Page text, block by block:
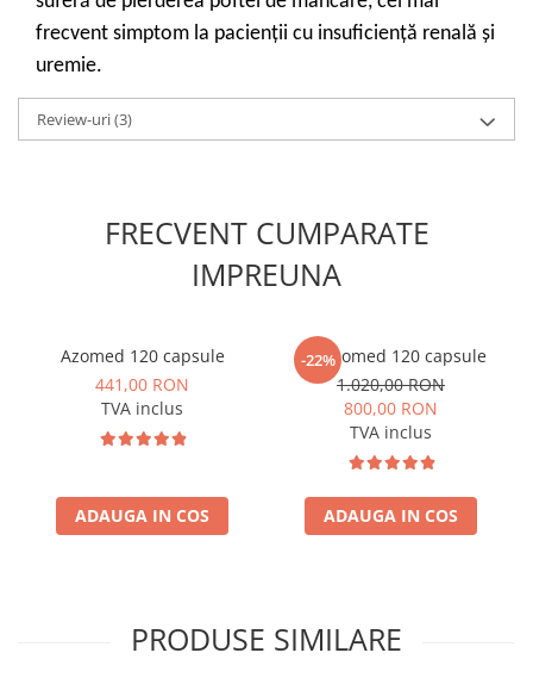
frecvent simptom la pacienții cu insuficiență renală și
uremie.
Review-uri(3)
FRECVENT CUMPARATE
IMPREUNA
Azomed 120 capsule
441,00 RON
TVA inclus
ADAUGA IN COS
-22%
2 x Azomed 120 capsule
1.020,00 RON
800,00 RON
TVA inclus
ADAUGA IN COS
PRODUSE SIMILARE